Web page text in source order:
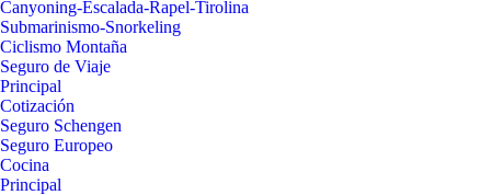
Canyoning-Escalada-Rapel-Tirolina
Submarinismo-Snorkeling
Ciclismo Montaña
Seguro de Viaje
Principal
Cotización
Seguro Schengen
Seguro Europeo
Cocina
Principal